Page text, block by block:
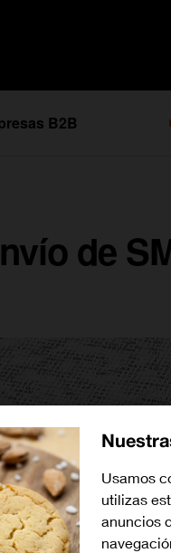
B2B
de
Usamos
utilizas
anuncios